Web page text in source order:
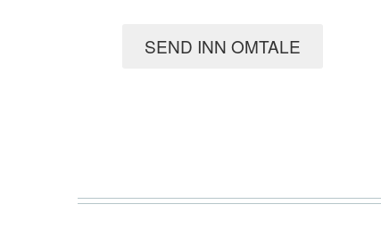
SEND INN OMTALE